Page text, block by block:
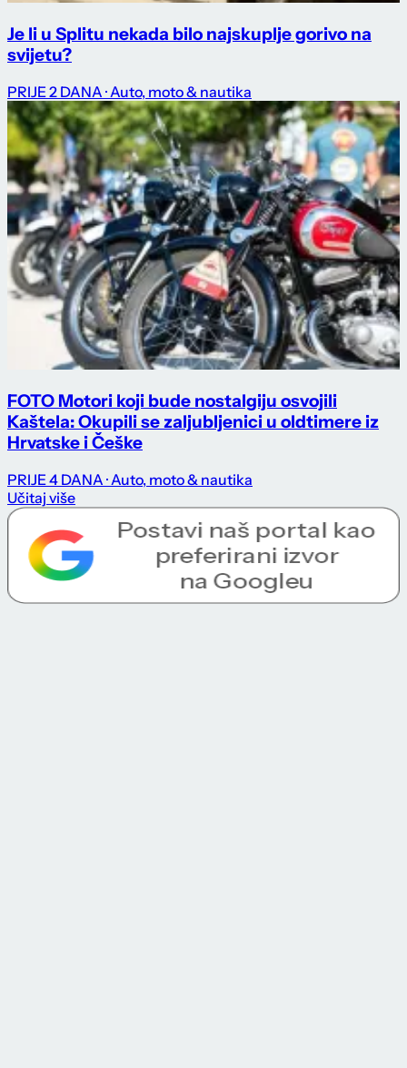
Je li u Splitu nekada bilo najskuplje gorivo na
svijetu?
PRIJE 2 DANA · Auto, moto & nautika
FOTO Motori koji bude nostalgiju osvojili
Kaštela: Okupili se zaljubljenici u oldtimere iz
Hrvatske i Češke
PRIJE 4 DANA · Auto, moto & nautika
Učitaj više